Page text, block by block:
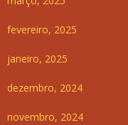
fevereiro, 2025
janeiro, 2025
dezembro, 2024
novembro, 2024